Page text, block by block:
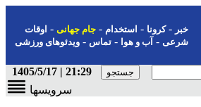
-کرونا-استخدام- جام جهانی-اوقات
شرعی-آب و هوا-تماس-ویدئوهای ورزشی
21:29 | 1405/5/17
سرویسها